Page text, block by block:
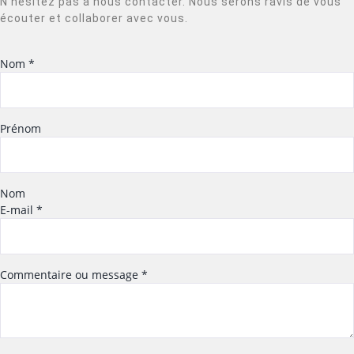
écouter et collaborer avec vous.
Nom *
Prénom
Nom
E-mail *
Commentaire ou message *